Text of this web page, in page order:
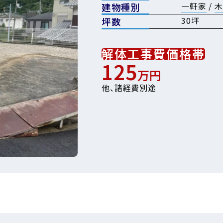
建物種別 一軒家 /
坪数 30坪
解体工事費価格帯
125万円
他、諸経費別途